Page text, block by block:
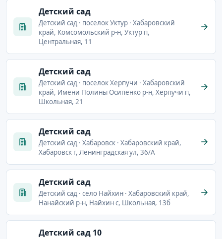
Детский сад
Детский сад · поселок Уктур · Хабаровский
край, Комсомольский р-н, Уктур п,
Центральная, 11
Детский сад
Детский сад · поселок Херпучи · Хабаровский
край, Имени Полины Осипенко р-н, Херпучи п,
Школьная, 21
Детский сад
Детский сад · Хабаровск · Хабаровский край,
Хабаровск г, Ленинградская ул, 36/А
Детский сад
Детский сад · село Найхин · Хабаровский край,
Нанайский р-н, Найхин с, Школьная, 13б
Детский сад 10